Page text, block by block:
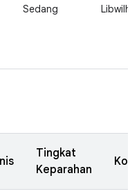
Sedang
Tingkat
Keparahan